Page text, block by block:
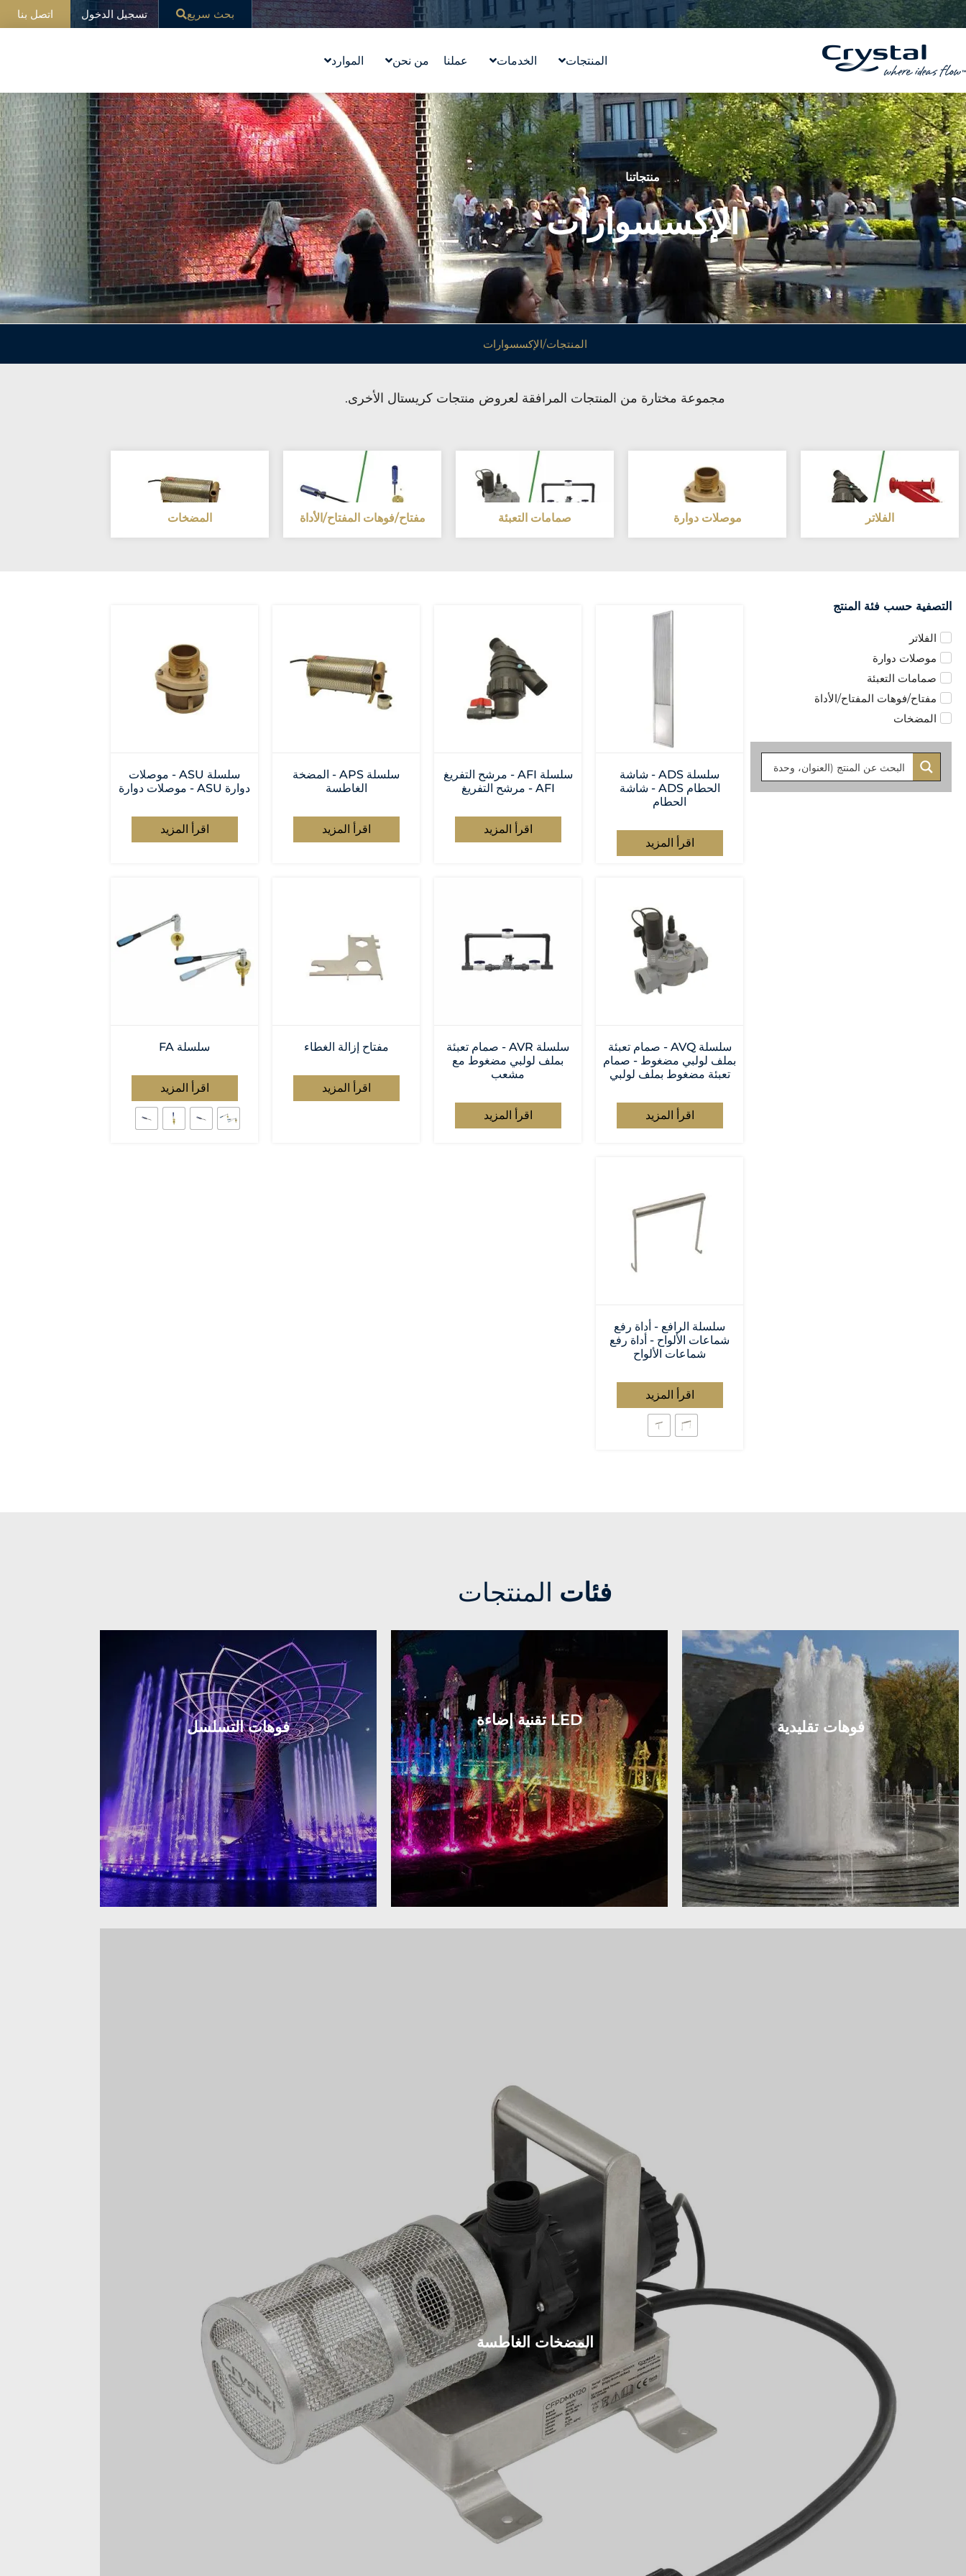
المحتوى
تخطي
إلى
بحث سريع تسجيل الدخول اتصل بنا
المنتجات الخدمات
تصميم معالم مائية
ووترلاب ™WATERLAB
المنتج والدعم الفني
عملنا من نحن
قصتنا
قيمنا
تعرّف على الفريق
الوظائف
الموارد
التعليم
المدونة
في الأخبار
منتجاتنا
الإكسسوارات
المنتجات/الإكسسوارات
مجموعة مختارة من المنتجات المرافقة لعروض منتجات كريستال الأخرى.
الفلاتر موصلات دوارة صمامات التعبئة مفتاح/فوهات المفتاح/الأداة المضخات
التصفية حسب فئة المنتج
الفلاتر
موصلات دوارة
صمامات التعبئة
مفتاح/فوهات المفتاح/الأداة
المضخات
سلسلة ADS - شاشة
الحطام ADS - شاشة
الحطام
اقرأ المزيد
سلسلة AFI - مرشح التفريغ
AFI - مرشح التفريغ
اقرأ المزيد
سلسلة APS - المضخة
الغاطسة
اقرأ المزيد
سلسلة ASU - موصلات
دوارة ASU - موصلات دوارة
اقرأ المزيد
سلسلة AVQ - صمام تعبئة
بملف لولبي مضغوط - صمام
تعبئة مضغوط بملف لولبي
اقرأ المزيد
سلسلة AVR - صمام تعبئة
بملف لولبي مضغوط مع
مشعب
اقرأ المزيد
مفتاح إزالة الغطاء
اقرأ المزيد
سلسلة FA
اقرأ المزيد
سلسلة الرافع - أداة رفع
شماعات الألواح - أداة رفع
شماعات الألواح
اقرأ المزيد
فئات المنتجات
فوهات التسلسل تقنية إضاءة LED فوهات تقليدية
المضخات الغاطسة